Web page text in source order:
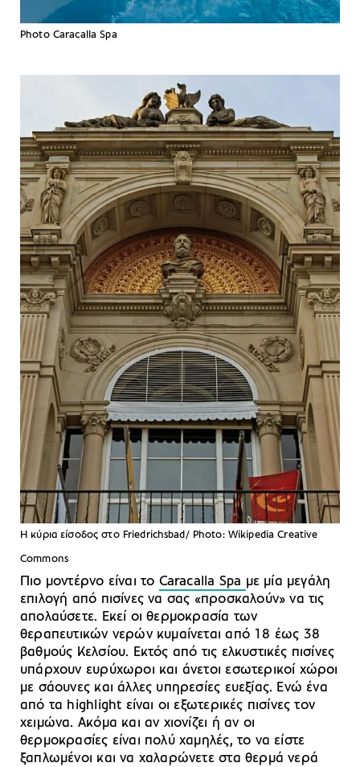
Photo Caracalla Spa
H κύρια είσοδος στο Friedrichsbad/ Photo: Wikipedia Creative
Commons
Πιο μοντέρνο είναι το Caracalla Spa με μία μεγάλη
επιλογή από πισίνες να σας «προσκαλούν» να τις
απολαύσετε. Εκεί οι θερμοκρασία των
θεραπευτικών νερών κυμαίνεται από 18 έως 38
βαθμούς Κελσίου. Εκτός από τις ελκυστικές πισίνες
υπάρχουν ευρύχωροι και άνετοι εσωτερικοί χώροι
με σάουνες και άλλες υπηρεσίες ευεξίας. Ενώ ένα
από τα highlight είναι οι εξωτερικές πισίνες τον
χειμώνα. Ακόμα και αν χιονίζει ή αν οι
θερμοκρασίες είναι πολύ χαμηλές, το να είστε
ξαπλωμένοι και να χαλαρώνετε στα θερμά νερά